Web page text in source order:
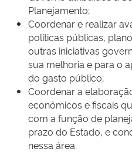
Planejamento;
Coordenar e realizar
políticas públicas,
outras iniciativas
sua melhoria e para o
do gasto público;
Coordenar a
econômicos e fiscais
com a função de
prazo do Estado, e
nessa área.​​